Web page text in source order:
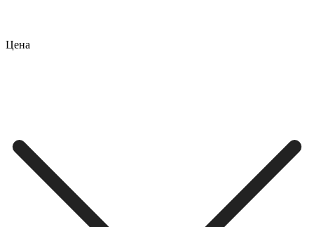
Цена